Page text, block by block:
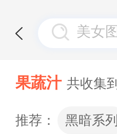
果蔬汁 共收集到
推荐： 黑暗系列